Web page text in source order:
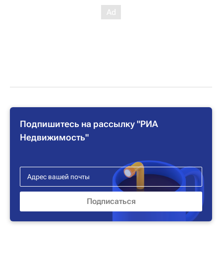
Подпишитесь на рассылку "РИА
Недвижимость"